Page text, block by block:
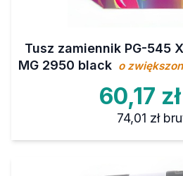
Tusz zamiennik PG-545
MG 2950 black o
60,17 zł
74,01 zł